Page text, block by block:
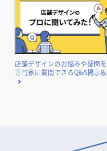
店舗デザインのお悩みや疑問を
専門家に質問できるQ&A掲示板